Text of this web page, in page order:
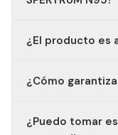
ningún problema.​
¿El producto es
18 años en
¿Cómo
de supervivencia,
¿Puedo tomar